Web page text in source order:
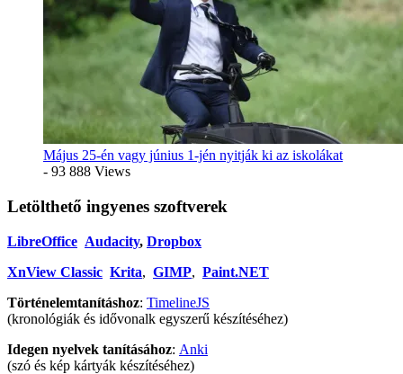
Május 25-én vagy június 1-jén nyitják ki az iskolákat
- 93 888 Views
Letölthető ingyenes szoftverek
LibreOffice Audacity, Dropbox
XnView Classic Krita, GIMP, Paint.NET
Történelemtanításhoz: TimelineJS
(kronológiák és idővonalk egyszerű készítéséhez)
Idegen nyelvek tanításához: Anki
(szó és kép kártyák készítéséhez)